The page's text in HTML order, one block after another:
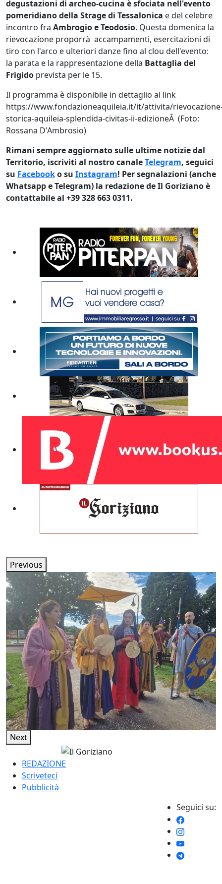
degustazioni di archeo-cucina è sfociata nell'evento
pomeridiano della Strage di Tessalonica e del celebre
incontro fra Ambrogio e Teodosio. Questa domenica la
rievocazione proporrà accampamenti, esercitazioni di
tiro con l'arco e ulteriori danze fino al clou dell'evento:
la parata e la rappresentazione della Battaglia del
Frigido prevista per le 15.
Il programma è disponibile in dettaglio al link
https://www.fondazioneaquileia.it/it/attivita/
storica-aquileia-splendida-civitas-ii-edizioneÂ (Foto:
Rossana D'Ambrosio)
Rimani sempre aggiornato sulle ultime notizie dal
Territorio, iscriviti al nostro canaleTelegram, seguici
su Facebooko su Instagram! Per segnalazioni (anche
Whatsapp e Telegram) la redazione de Il Goriziano è
contattabile al +39 328 663 0311.
Previous
Next
REDAZIONE
Scriveteci
Pubblicità
Seguici su: